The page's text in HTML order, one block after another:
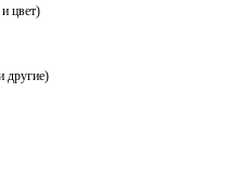
цвет)
другие)